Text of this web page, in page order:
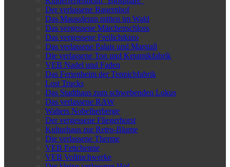
Der verlassene Bauernhof
Das Mausoleum mitten im Wald
Das vergessene Märchenschloss
Das vergessene Freilichtkino
Das verlassene Palais und Marstall
Die verlassene Ton und Keramikfabrik
VEB Nadel und Faden
Das Ferienheim der Teppichfabrik
Lost Trucks
Das Stadthaus zum schwebenden Lokus
Das verlassene RAW
Walters Nobelherberge
Der vergessene Fliegerhorst
Kulturhaus zur Retro-Blume
Die verlassene Therme
VEB Fettchemie
VEB Volltuchwerke